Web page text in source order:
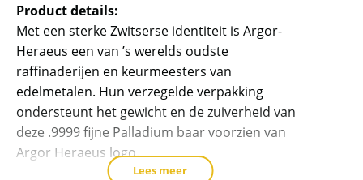
dit
product
toe
te
voegen
Product details:
Met een sterke Zwitserse identiteit is Argor-
Heraeus een van ’s werelds oudste
raffinaderijen en keurmeesters van
edelmetalen. Hun verzegelde verpakking
ondersteunt het gewicht en de zuiverheid van
deze .9999 fijne Palladium baar voorzien van
Argor Heraeus logo.
Lees meer